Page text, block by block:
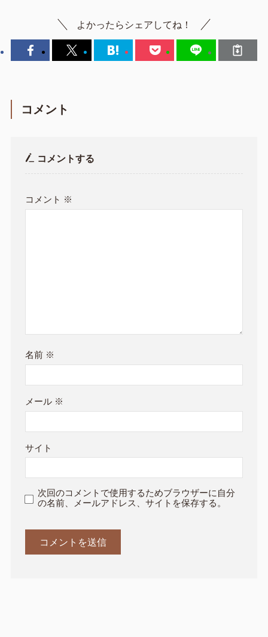
よかったらシェアしてね！
コメント
コメントする
コメント ※
名前 ※
メール ※
サイト
次回のコメントで使用するためブラウザーに自分
の名前、メールアドレス、サイトを保存する。